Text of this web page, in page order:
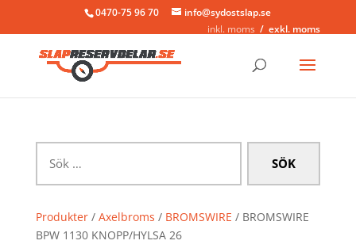
0470-75 96 70
info@sydostslap.se
inkl. moms
exkl. moms
efter:
Produkter/ Axelbroms / BROMSWIRE / BROMSWIRE
BPW 1130 KNOPP/HYLSA 26